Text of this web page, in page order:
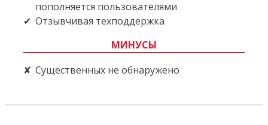
пополняется пользователями
Отзывчивая техподдержка
МИНУСЫ
Существенных не обнаружено